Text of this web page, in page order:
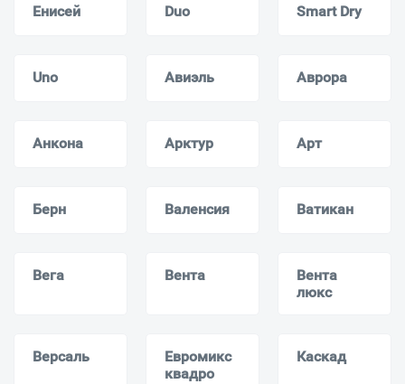
Енисей Duo Smart Dry
Uno Авиэль Аврора
Анкона Арктур Арт
Берн Валенсия Ватикан
Вега Вента
Вента
люкс
Версаль
Евромикс
квадро
Каскад